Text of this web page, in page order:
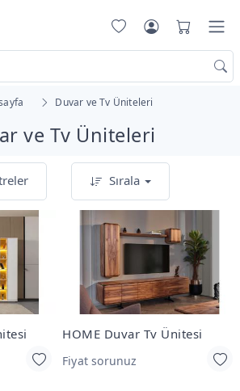
Duvar ve Tv Üniteleri
ve Tv Üniteleri
Sırala
HOME Duvar Tv Ünitesi
Fiyat sorunuz